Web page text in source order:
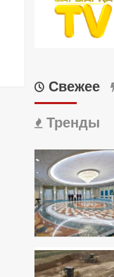
Свежее
Тренды